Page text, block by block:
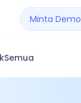
Minta Demo
Semua